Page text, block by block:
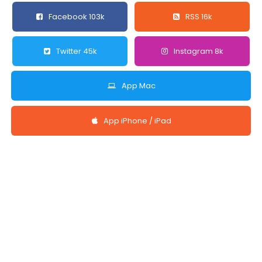
Facebook 103k RSS 16k
Twitter 45k Instagram 8k
App Mac
App iPhone / iPad